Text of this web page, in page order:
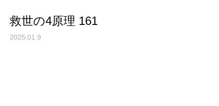
救世の4原理 161
2025.01.9